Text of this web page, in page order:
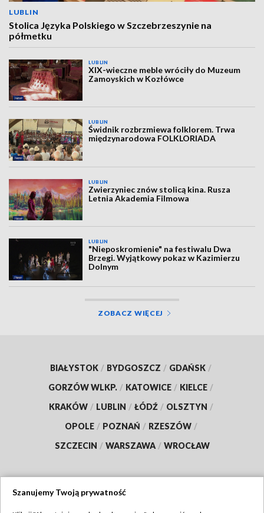
LUBLIN
Stolica Języka Polskiego w Szczebrzeszynie na
półmetku
LUBLIN
XIX-wieczne meble wróciły do Muzeum
Zamoyskich w Kozłówce
LUBLIN
Świdnik rozbrzmiewa folklorem. Trwa
międzynarodowa FOLKLORIADA
LUBLIN
Zwierzyniec znów stolicą kina. Rusza
Letnia Akademia Filmowa
LUBLIN
"Nieposkromienie" na festiwalu Dwa
Brzegi. Wyjątkowy pokaz w Kazimierzu
Dolnym
ZOBACZ WIĘCEJ
BIAŁYSTOK / BYDGOSZCZ / GDAŃSK /
GORZÓW WLKP. / KATOWICE / KIELCE /
KRAKÓW / LUBLIN / ŁÓDŹ / OLSZTYN /
OPOLE / POZNAŃ / RZESZÓW /
SZCZECIN / WARSZAWA / WROCŁAW
Szanujemy Twoją prywatność